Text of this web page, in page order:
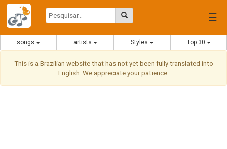
☰
songs artists Styles Top 30
This is a Brazilian website that has not yet been fully translated into
English. We appreciate your patience.